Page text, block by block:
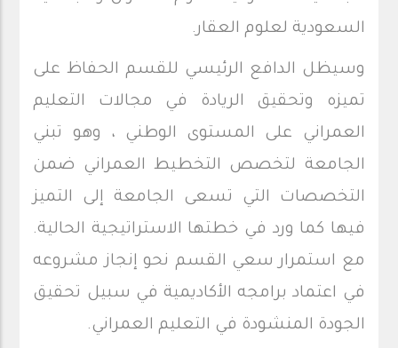
السعودية لعلوم العقار.
وسيظل الدافع الرئيسي للقسم الحفاظ على
تميزه وتحقيق الريادة في مجالات التعليم
العمراني على المستوى الوطني ، وهو تبني
الجامعة لتخصص التخطيط العمراني ضمن
التخصصات التي تسعى الجامعة إلى التميز
فيها كما ورد في خطتها الاستراتيجية الحالية.
مع استمرار سعي القسم نحو إنجاز مشروعه
في اعتماد برامجه الأكاديمية في سبيل تحقيق
الجودة المنشودة في التعليم العمراني.